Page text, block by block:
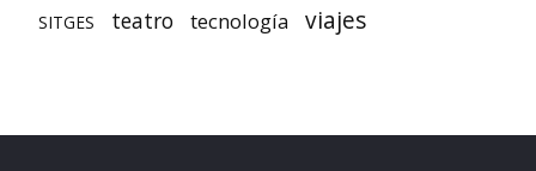
SITGES teatro tecnología viajes